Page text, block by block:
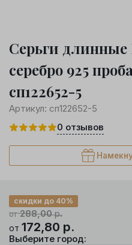
Серьги длинные
серебро 925
сп122652-5
Артикул: сп122652-5
0 отзывов
от288,00р.
скидки до 40%
от 172,80 р.
Выберите город: